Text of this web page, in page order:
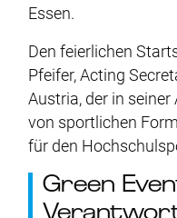
Essen.
Den feierlichen
Pfeifer, Acting
Austria, der in
von sportlichen
für den
Green